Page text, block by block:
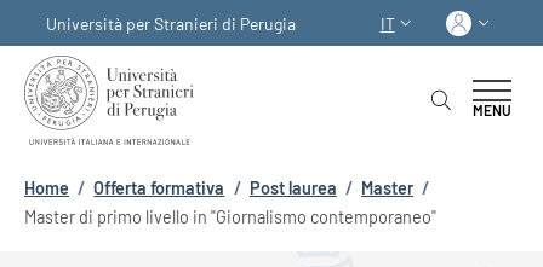
Università per Stranieri di Perugia
SELETTORE LINGUA:
IT
MENU
Briciole di pane
Home / Offerta formativa / Post laurea / Master /
Master di primo livello in "Giornalismo contemporaneo"